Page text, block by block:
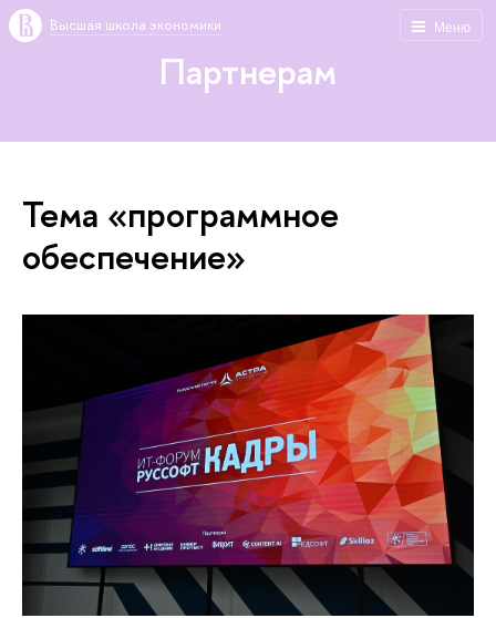
Меню
Высшая школа экономики
Партнерам
Тема «программное
обеспечение»